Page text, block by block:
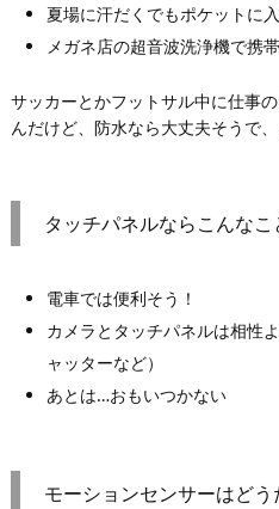
夏場に汗だくでもポケットに
メガネ店の超音波洗浄機で携
サッカーとかフットサル中に仕事
んだけど、防水なら大丈夫そうで
タッチパネルならこんなこ
電車では便利そう！
カメラとタッチパネルは相性
ャッターなど）
あとは…おもいつかない
モーションセンサーはどう